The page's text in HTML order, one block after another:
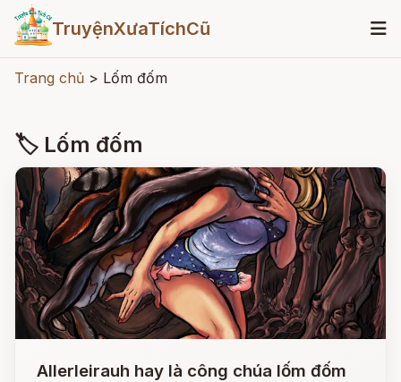
TruyệnXưaTíchCũ
Trang chủ > Lốm đốm
🏷 Lốm đốm
Allerleirauh hay là công chúa lốm đốm